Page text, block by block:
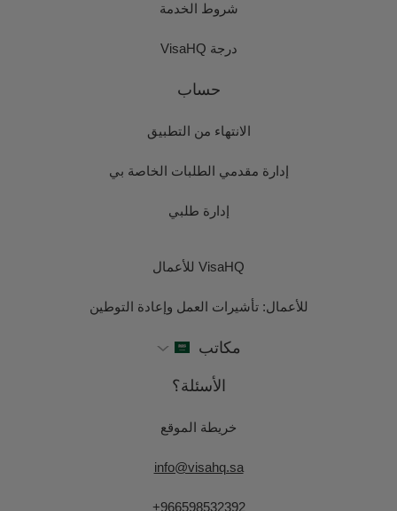
شروط الخدمة
درجة VisaHQ
حساب
الانتهاء من التطبيق
إدارة مقدمي الطلبات الخاصة بي
إدارة طلبي
VisaHQ للأعمال
للأعمال: تأشيرات العمل وإعادة التوطين
مكاتب
الأسئلة؟
خريطة الموقع
info@visahq.sa
+966598532392